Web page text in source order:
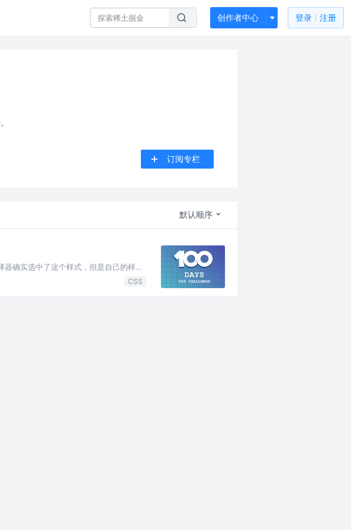
创作者中心 登录 注册
订阅专栏
默认顺序
确实选中了这个样式，但是自己的样式
CSS